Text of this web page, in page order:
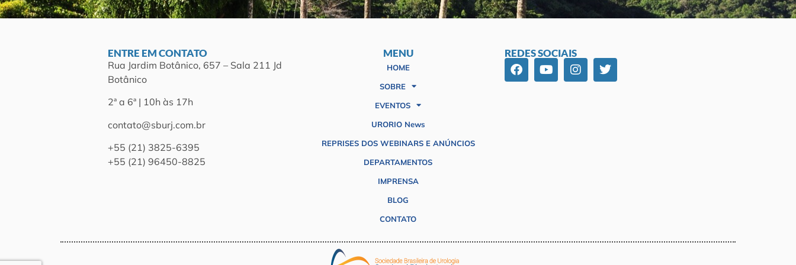
ENTRE EM CONTATO
Rua Jardim Botânico, 657 – Sala 211 Jd
Botânico
2ª a 6ª | 10h às 17h
contato@sburj.com.br
+55 (21) 3825-6395
+55 (21) 96450-8825
MENU
HOME
SOBRE
EVENTOS
URORIO News
REPRISES DOS WEBINARS E ANÚNCIOS
DEPARTAMENTOS
IMPRENSA
BLOG
CONTATO
REDES SOCIAIS